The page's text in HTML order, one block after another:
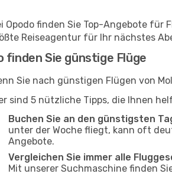
Opodo finden Sie Top-Angebote für
Reiseagentur für Ihr nächstes
finden Sie günstige Flüge
Sie nach günstigen Flügen von
sind 5 nützliche Tipps, die Ihnen
Buchen Sie an den günstigsten
unter der Woche fliegt, kann oft
Angebote.
Vergleichen Sie immer alle
Mit unserer Suchmaschine finden